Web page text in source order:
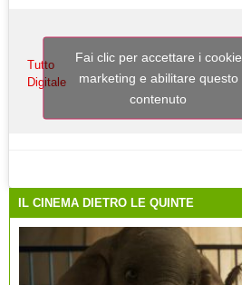
Tutto
Digitale
Fai clic per accettare i cookie
marketing e abilitare questo
contenuto
IL CINEMA DIETRO LE QUINTE